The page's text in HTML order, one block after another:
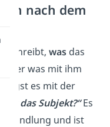
nach dem
beschreibt, wasdas
oder was mit ihm
es mit der
das Subjekt?“Es
Handlung und ist